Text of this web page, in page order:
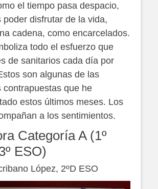
el tiempo pasa despacio,
poder disfrutar de la vida,
cadena, como encarcelados.
todo el esfuerzo que
de sanitarios cada día por
son algunas de las
contrapuestas que he
estos últimos meses. Los
a los sentimientos.
Categoría A (1º
ESO)
López, 2ºD ESO